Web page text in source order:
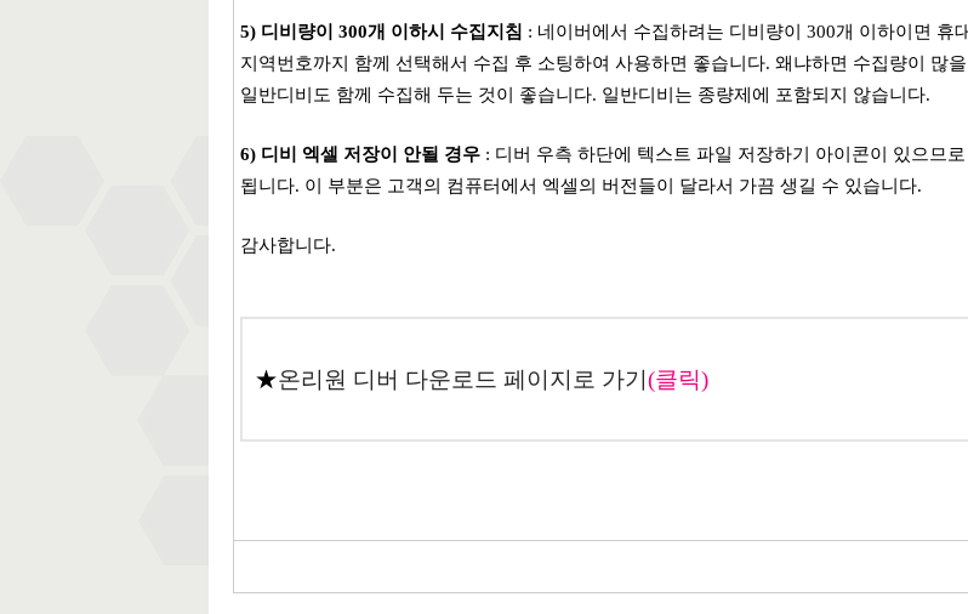
5) 디비량이 300개 이하시 수집지침 : 네이버에서 수집하려는 디비량이 300개 이하이면 휴
지역번호까지 함께 선택해서 수집 후 소팅하여 사용하면 좋습니다. 왜냐하면 수집량이 많
일반디비도 함께 수집해 두는 것이 좋습니다. 일반디비는 종량제에 포함되지 않습니다.
6) 디비 엑셀 저장이 안될 경우 : 디버 우측 하단에 텍스트 파일 저장하기 아이콘이 있으므
됩니다. 이 부분은 고객의 컴퓨터에서 엑셀의 버전들이 달라서 가끔 생길 수 있습니다.
감사합니다.​
★온리원 디버 다운로드 페이지로 가기 (클릭)